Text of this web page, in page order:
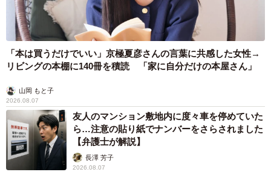
8/15
ビンゴ）提供
「本は買うだけでいい」京極夏彦さんの言葉に共感した女性→
リビングの本棚に140冊を積読 「家に自分だけの本屋さん」
山岡 もと子
2026.08.07
友人のマンション敷地内に度々車を停めていた
ら…注意の貼り紙でナンバーをさらされました
【弁護士が解説】
長澤 芳子
2026.08.07